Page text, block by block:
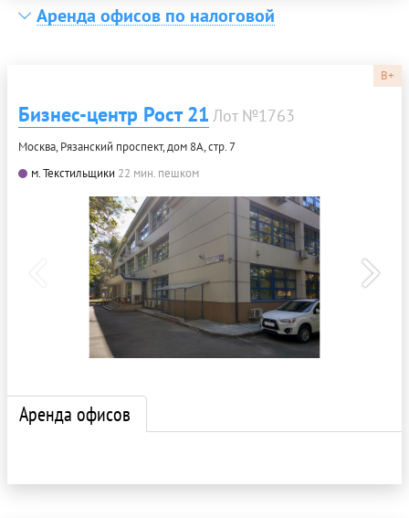
Аренда офисов по налоговой
B+
Бизнес-центр Рост 21 Лот №1763
Москва, Рязанский проспект, дом 8А, стр. 7
м. Текстильщики 22 мин. пешком
Аренда офисов